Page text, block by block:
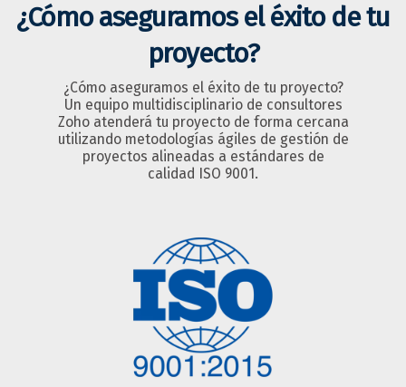
¿Cómo aseguramos el éxito de tu
proyecto?
¿Cómo aseguramos el éxito de tu proyecto?
Un equipo multidisciplinario de consultores
Zoho atenderá tu proyecto de forma cercana
utilizando metodologías ágiles de gestión de
proyectos alineadas a estándares de
calidad ISO 9001.